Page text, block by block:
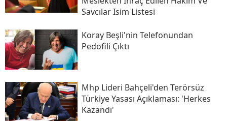
Savcılar Isim Listesi
Koray Beşli'nin Telefonundan
Pedofili Çıktı
Mhp Lideri Bahçeli'den Terörsüz
Türkiye Yasası Açıklaması: 'herkes
Kazandı'